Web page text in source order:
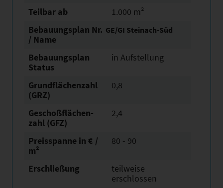
Teilbar ab
1.000 m²
Bebauungsplan Nr.
/ Name
GE/GI Steinach-Süd
Bebauungsplan
Status
in Aufstellung
Grundflächen­zahl
(GRZ)
0,8
Geschoßflächen­
zahl (GFZ)
2,4
Preisspanne in € /
m²
80 - 90
Erschließung
teilweise
erschlossen